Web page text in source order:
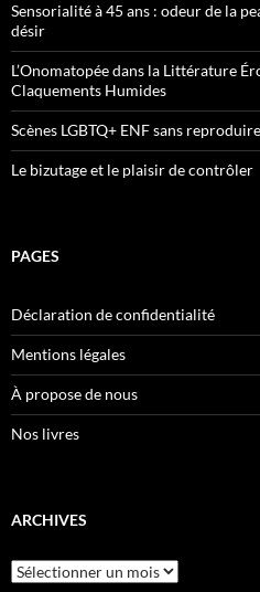
Sensorialité à 45 ans : odeur de la
désir
L’Onomatopée dans la Littérature
Claquements Humides
Scènes LGBTQ+ ENF sans
Le bizutage et le plaisir de contrôler
PAGES
Déclaration de confidentialité
Mentions légales
À propose de nous
Nos livres
ARCHIVES
Archives